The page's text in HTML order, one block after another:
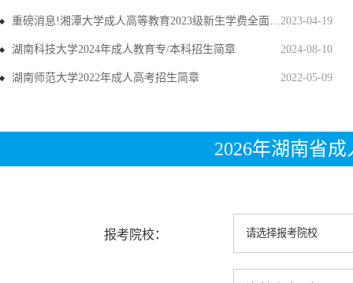
2023-04-19
重磅消息!湘潭大学成人高等教育2023级新生学费全面上调
2024-08-10
湖南科技大学2024年成人教育专/本科招生简章
2022-05-09
湖南师范大学2022年成人高考招生简章
2026年湖南省
报考院校：